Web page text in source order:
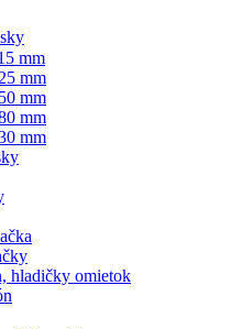
mm
mm
mm
mm
mm
hladičky omietok